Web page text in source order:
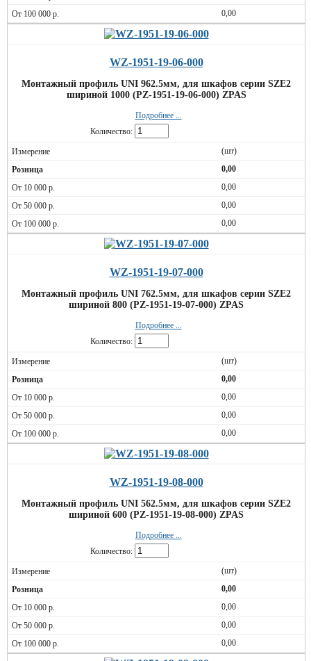
0,00
WZ-1951-19-06-000
Монтажный профиль UNI 962.5мм, для шкафов серии SZE2
шириной 1000 (PZ-1951-19-06-000) ZPAS
Подробнее ...
Количество:
(шт)
0,00
0,00
0,00
0,00
WZ-1951-19-07-000
Монтажный профиль UNI 762.5мм, для шкафов серии SZE2
шириной 800 (PZ-1951-19-07-000) ZPAS
Подробнее ...
Количество:
(шт)
0,00
0,00
0,00
0,00
WZ-1951-19-08-000
Монтажный профиль UNI 562.5мм, для шкафов серии SZE2
шириной 600 (PZ-1951-19-08-000) ZPAS
Подробнее ...
Количество:
(шт)
0,00
0,00
0,00
0,00